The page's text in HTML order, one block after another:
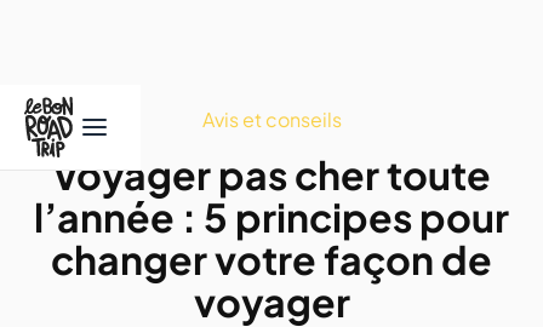
Avis et conseils
Voyager pas cher toute
l’année : 5 principes pour
changer votre façon de
voyager